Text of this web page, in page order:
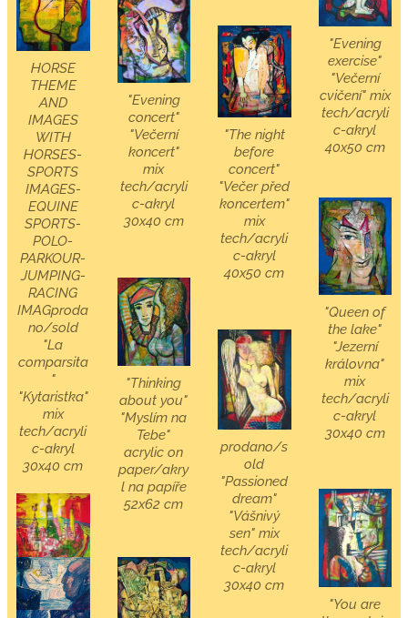
"Evening
exercise"
"Večerní
cvičení" mix
tech/acryli
c-akryl
40x50 cm
HORSE
THEME
AND
IMAGES
WITH
HORSES-
SPORTS
IMAGES-
EQUINE
SPORTS-
POLO-
PARKOUR-
JUMPING-
RACING
IMAGproda
no/sold
"La
comparsita
"
"Kytaristka"
mix
tech/acryli
c-akryl
30x40 cm
"Evening
concert"
"Večerní
koncert"
mix
tech/acryli
c-akryl
30x40 cm
"The night
before
concert"
"Večer před
koncertem"
mix
tech/acryli
c-akryl
40x50 cm
"Queen of
the lake"
"Jezerní
královna"
mix
tech/acryli
c-akryl
30x40 cm
"Thinking
about you"
"Myslím na
Tebe"
acrylic on
paper/akry
l na papíře
52x62 cm
prodano/s
old
"Passioned
dream"
"Vášnivý
sen" mix
tech/acryli
c-akryl
30x40 cm
"You are
"A twon